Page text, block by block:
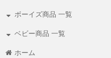
ボーイズ商品 一覧
ベビー商品 一覧
ホーム